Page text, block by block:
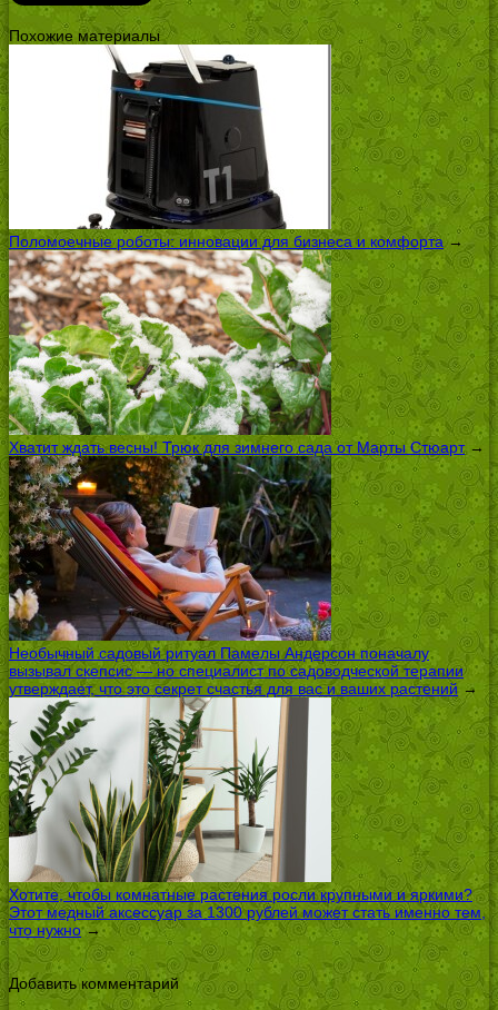
Похожие материалы
Поломоечные роботы: инновации для бизнеса и комфорта→
Хватит ждать весны! Трюк для зимнего сада от Марты Стюарт→
Необычный садовый ритуал Памелы Андерсон поначалу
вызывал скепсис — но специалист по садоводческой терапии
утверждает, что это секрет счастья для вас и ваших растений →
Хотите, чтобы комнатные растения росли крупными и яркими?
Этот медный аксессуар за 1300 рублей может стать именно тем,
что нужно→
Добавить комментарий